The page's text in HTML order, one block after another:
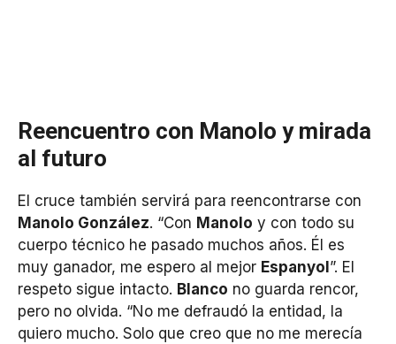
Reencuentro con Manolo y mirada
al futuro
El cruce también servirá para reencontrarse con
Manolo González. “Con Manolo y con todo su
cuerpo técnico he pasado muchos años. Él es
muy ganador, me espero al mejor Espanyol”. El
respeto sigue intacto. Blanco no guarda rencor,
pero no olvida. “No me defraudó la entidad, la
quiero mucho. Solo que creo que no me merecía